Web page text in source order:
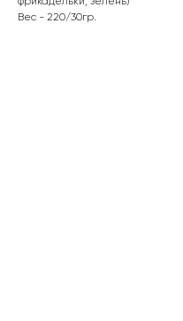
Вес - 220/30гр.